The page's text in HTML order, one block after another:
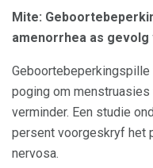
Mite:
amenorrhea as
poging om
verminder. Een studie
persent voorgeskryf het
nervosa.